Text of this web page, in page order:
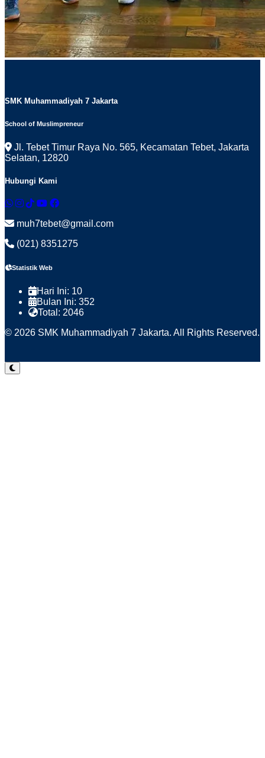
SMK Muhammadiyah 7 Jakarta
School of Muslimpreneur
Jl. Tebet Timur Raya No. 565, Kecamatan Tebet, Jakarta
Selatan, 12820
Hubungi Kami
muh7tebet@gmail.com
(021) 8351275
Statistik Web
Hari Ini: 10
Bulan Ini: 352
Total: 2046
© 2026 SMK Muhammadiyah 7 Jakarta. All Rights Reserved.